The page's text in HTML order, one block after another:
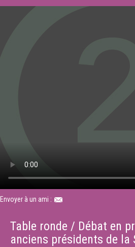
Envoyer à un ami :
Table ronde / Débat en
anciens présidents de la